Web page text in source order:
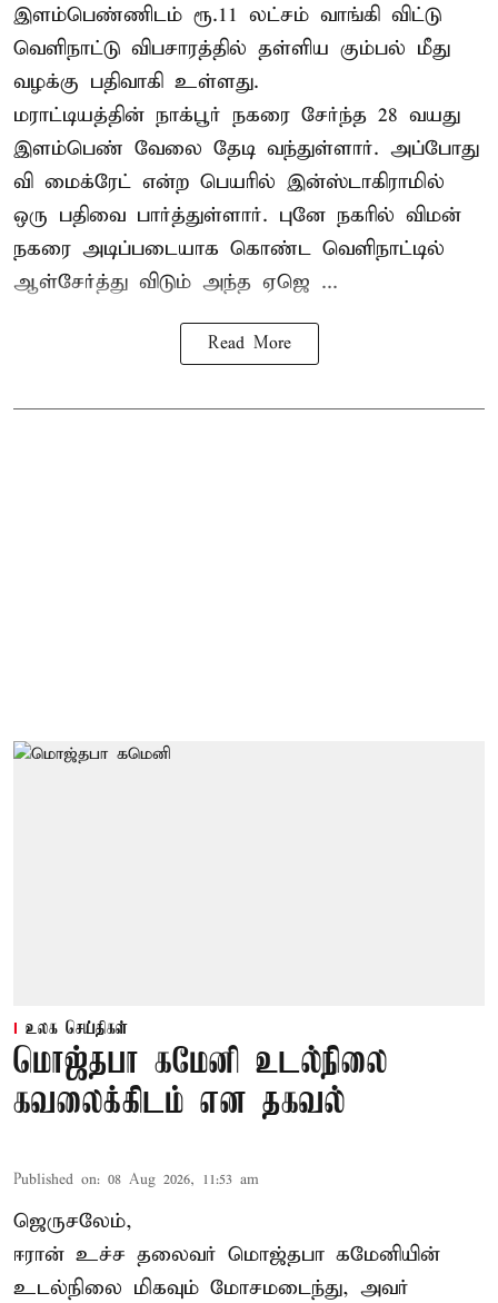
இளம்பெண்ணிடம் ரூ.11 லட்சம் வாங்கி விட்டு
வெளிநாட்டு விபசாரத்தில் தள்ளிய கும்பல் மீது
வழக்கு பதிவாகி உள்ளது.
மராட்டியத்தின் நாக்பூர் நகரை சேர்ந்த 28 வயது
இளம்பெண் வேலை தேடி வந்துள்ளார். அப்போது
வி மைக்ரேட் என்ற பெயரில் இன்ஸ்டாகிராமில்
ஒரு பதிவை பார்த்துள்ளார். புனே நகரில் விமன்
நகரை அடிப்படையாக கொண்ட வெளிநாட்டில்
ஆள்சேர்த்து விடும் அந்த ஏஜெ ...
Read More
உலக செய்திகள்
மொஜ்தபா கமேனி உடல்நிலை
கவலைக்கிடம் என தகவல்
Published on: 08 Aug 2026, 11:53 am
ஜெருசலேம்,
ஈரான் உச்ச தலைவர் மொஜ்தபா கமேனியின்
உடல்நிலை மிகவும் மோசமடைந்து, அவர்